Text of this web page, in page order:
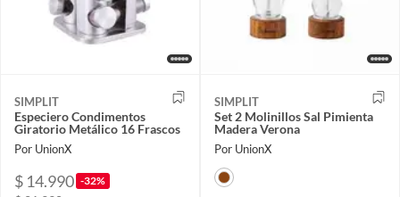
SIMPLIT
Especiero Condimentos
Giratorio Metálico 16 Frascos
Por UnionX
$ 14.990 -32%
SIMPLIT
Set 2 Molinillos Sal Pimienta
Madera Verona
Por UnionX